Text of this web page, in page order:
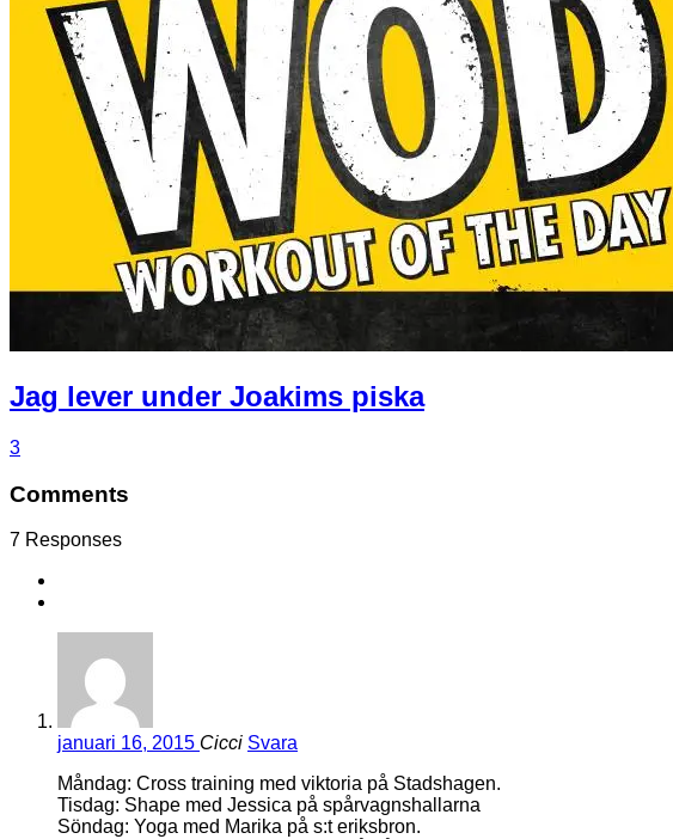
Jag lever under Joakims piska
3
Comments
7 Responses
januari 16, 2015 Cicci Svara
Måndag: Cross training med viktoria på Stadshagen.
Tisdag: Shape med Jessica på spårvagnshallarna
Söndag: Yoga med Marika på s:t eriksbron.